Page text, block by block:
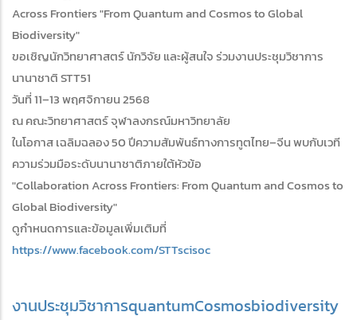
Across Frontiers "From Quantum and Cosmos to Global
Biodiversity"
ขอเชิญนักวิทยาศาสตร์ นักวิจัย และผู้สนใจ ร่วมงานประชุมวิชาการ
นานาชาติ STT51
วันที่ 11–13 พฤศจิกายน 2568
ณ คณะวิทยาศาสตร์ จุฬาลงกรณ์มหาวิทยาลัย
ในโอกาส เฉลิมฉลอง 50 ปีความสัมพันธ์ทางการทูตไทย–จีน พบกับเวที
ความร่วมมือระดับนานาชาติภายใต้หัวข้อ
"Collaboration Across Frontiers: From Quantum and Cosmos to
Global Biodiversity"
ดูกำหนดการและข้อมูลเพิ่มเติมที่
https://www.facebook.com/STTscisoc
งานประชุมวิชาการquantumCosmosbiodiversity